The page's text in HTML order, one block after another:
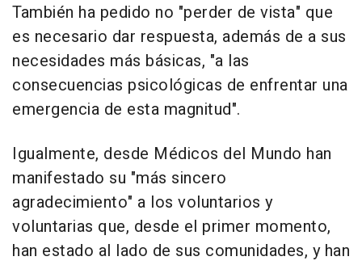
También ha pedido no "perder de vista" que
es necesario dar respuesta, además de a sus
necesidades más básicas, "a las
consecuencias psicológicas de enfrentar una
emergencia de esta magnitud".
Igualmente, desde Médicos del Mundo han
manifestado su "más sincero
agradecimiento" a los voluntarios y
voluntarias que, desde el primer momento,
han estado al lado de sus comunidades, y han